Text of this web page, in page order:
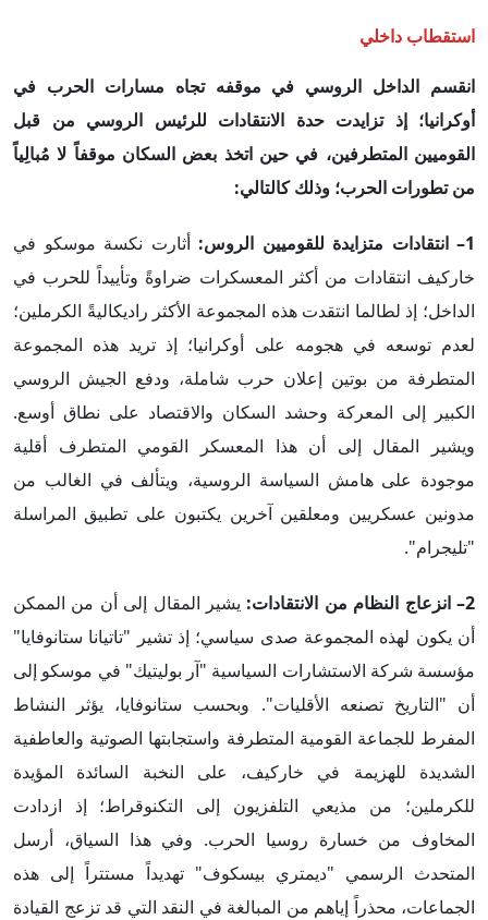
استقطاب داخلي
انقسم الداخل الروسي في موقفه تجاه مسارات الحرب في
أوكرانيا؛ إذ تزايدت حدة الانتقادات للرئيس الروسي من قبل
القوميين المتطرفين، في حين اتخذ بعض السكان موقفاً لا مُبالِياً
من تطورات الحرب؛ وذلك كالتالي:
1– انتقادات متزايدة للقوميين الروس:
أثارت نكسة موسكو في
خاركيف انتقادات من أكثر المعسكرات ضراوةً وتأييداً للحرب في
الداخل؛ إذ لطالما انتقدت هذه المجموعة الأكثر راديكاليةً الكرملين؛
لعدم توسعه في هجومه على أوكرانيا؛ إذ تريد هذه المجموعة
المتطرفة من بوتين إعلان حرب شاملة، ودفع الجيش الروسي
الكبير إلى المعركة وحشد السكان والاقتصاد على نطاق أوسع.
ويشير المقال إلى أن هذا المعسكر القومي المتطرف أقلية
موجودة على هامش السياسة الروسية، ويتألف في الغالب من
مدونين عسكريين ومعلقين آخرين يكتبون على تطبيق المراسلة
"تليجرام".
2– انزعاج النظام من الانتقادات:
يشير المقال إلى أن من الممكن
أن يكون لهذه المجموعة صدى سياسي؛ إذ تشير "تاتيانا ستانوفايا"
مؤسسة شركة الاستشارات السياسية "آر بوليتيك" في موسكو إلى
أن "التاريخ تصنعه الأقليات". وبحسب ستانوفايا، يؤثر النشاط
المفرط للجماعة القومية المتطرفة واستجابتها الصوتية والعاطفية
الشديدة للهزيمة في خاركيف، على النخبة السائدة المؤيدة
للكرملين؛ من مذيعي التلفزيون إلى التكنوقراط؛ إذ ازدادت
المخاوف من خسارة روسيا الحرب. وفي هذا السياق، أرسل
المتحدث الرسمي "ديمتري بيسكوف" تهديداً مستتراً إلى هذه
الجماعات، محذراً إياهم من المبالغة في النقد التي قد تزعج القيادة